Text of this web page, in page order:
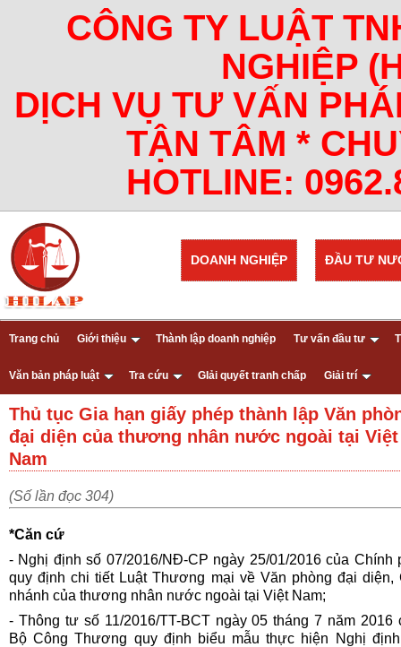
CÔNG TY LUẬT
NGHIỆP
DỊCH VỤ TƯ VẤN
TẬN TÂM *
HOTLINE:
ĐẦU TƯ
DOANH NGHIỆP
Trang chủ Giới thiệu Thành lập doanh nghiệp Tư vấn đầu tư
Văn bản pháp luật Tra cứu GIải quyết tranh chấp Giải trí
Thủ tục Gia hạn giấy phép thành lập Văn
đại diện của thương nhân nước ngoài tại Việt
Nam
(Số lần đọc 304)
*Căn cứ
- Nghị định số 07/2016/NĐ-CP ngày 25/01/2016 của Chính
quy định chi tiết Luật Thương mại về Văn phòng đại diện,
nhánh của thương nhân nước ngoài tại Việt Nam;
- Thông tư số 11/2016/TT-BCT ngày 05 tháng 7 năm 2016
Bộ Công Thương quy định biểu mẫu thực hiện Nghị